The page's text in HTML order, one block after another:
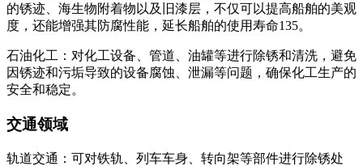
的锈迹、海生物附着物以及旧漆层，不仅可以提高船舶的美观
度，还能增强其防腐性能，延长船舶的使用寿命135。
石油化工：对化工设备、管道、油罐等进行除锈和清洗，避免
因锈迹和污垢导致的设备腐蚀、泄漏等问题，确保化工生产的
安全和稳定。
交通领域
轨道交通：可对铁轨、列车车身、转向架等部件进行除锈处